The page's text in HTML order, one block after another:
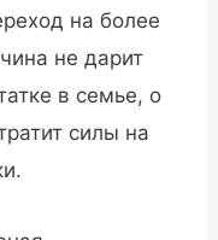
на более
не дарит
в семье, о
силы на